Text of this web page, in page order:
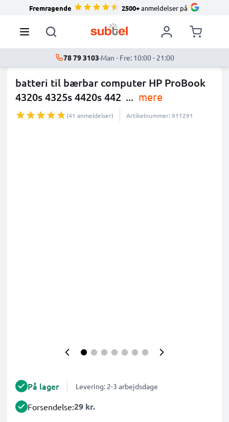
Fremragende 2500+anmeldelser på
78 79 3103·Man - Fre: 10:00 - 21:00
batteri til bærbar computer HP ProBook
4320s 4325s 4420s 442 ... mere
(41 anmeldelser) Artikelnummer: 911291
På lager Levering: 2-3 arbejdsdage
Forsendelse:29 kr.